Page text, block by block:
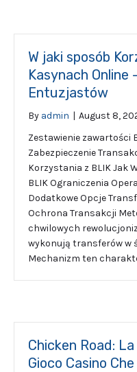
W jaki sposób
Kasynach Online
Entuzjastów
By admin | August 8,
Zestawienie zawartości
Zabezpieczenie
Korzystania z BLIK Jak
BLIK Ograniczenia
Dodatkowe Opcje
Ochrona Transakcji
chwilowych
wykonują transferów w
Mechanizm ten
Chicken Road:
Gioco Casino